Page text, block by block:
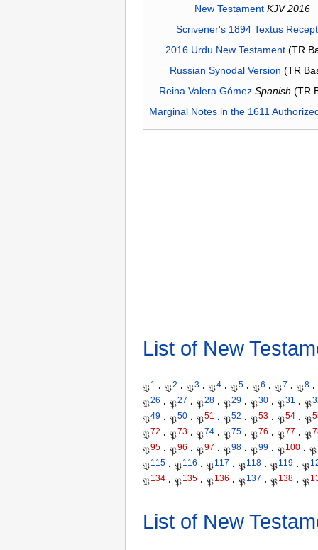
New Testament KJV 2016
Scrivener's 1894 Textus
2016 Urdu New Testament(TR
Russian Synodal Version (TR
Reina Valera Gómez Spanish (TR
Marginal Notes in the 1611
List of New
𝔓1 · 𝔓2 · 𝔓3 · 𝔓4 · 𝔓5 · 𝔓6 · 𝔓7 · 𝔓8 ·
𝔓26 · 𝔓27 · 𝔓28 · 𝔓29 · 𝔓30 · 𝔓31 · 𝔓
𝔓49 · 𝔓50 · 𝔓51 · 𝔓52 · 𝔓53 · 𝔓54 · 𝔓
𝔓72 · 𝔓73 · 𝔓74 · 𝔓75 · 𝔓76 · 𝔓77 · 𝔓
𝔓95 · 𝔓96 · 𝔓97 · 𝔓98 · 𝔓99 · 𝔓100 · 𝔓
𝔓115 · 𝔓116 · 𝔓117 · 𝔓118 · 𝔓119 · 𝔓
𝔓134 · 𝔓135 · 𝔓136 · 𝔓137 · 𝔓138 · 𝔓
List of New